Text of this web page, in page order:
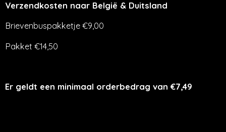
Verzendkosten naar België & Duitsland
Brievenbuspakketje €9,00
Pakket €14,50
Er geldt een minimaal orderbedrag van €7,49